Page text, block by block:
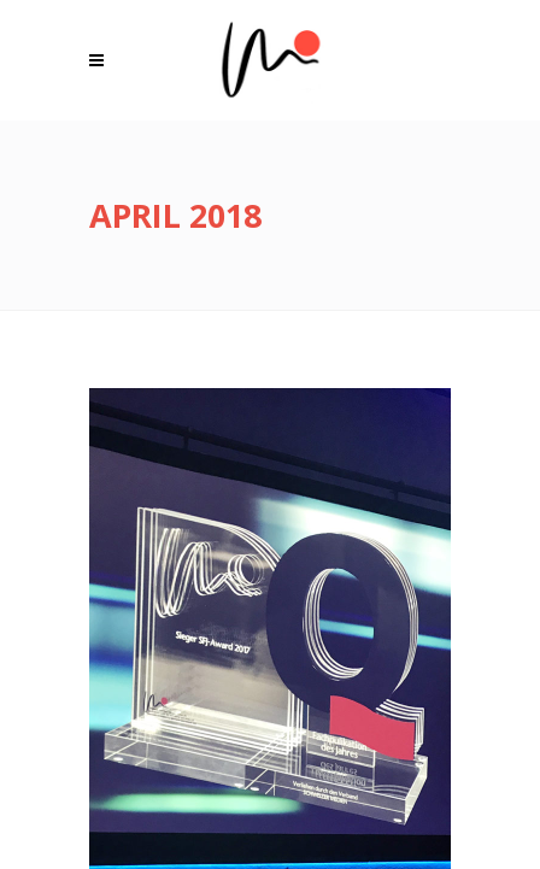
APRIL 2018